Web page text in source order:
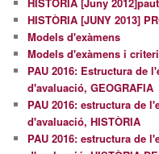
HISTÒRIA [Juny
HISTÒRIA [JUNY 2013]
Models d'exàmens
Models d'exàmens i
PAU 2016: Estructura de
d'avaluació, GEOGRAFIA
PAU 2016: estructura de
d'avaluació, HISTÒRIA
PAU 2016: estructura de